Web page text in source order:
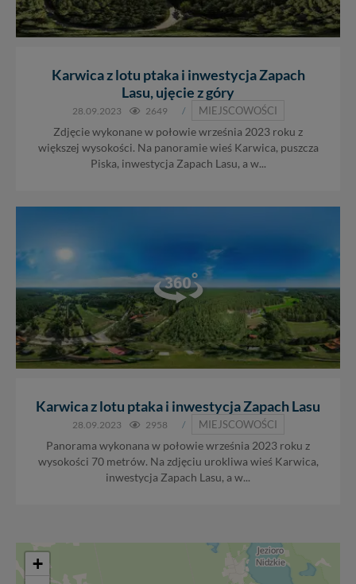
Karwica z lotu ptaka i inwestycja Zapach
Lasu, ujęcie z góry
28.09.2023 2649 /
MIEJSCOWOŚCI
Zdjęcie wykonane w połowie września 2023 roku z
większej wysokości. Na panoramie wieś Karwica, puszcza
Piska, inwestycja Zapach Lasu, a w...
Karwica z lotu ptaka i inwestycja Zapach Lasu
28.09.2023 2958 /
MIEJSCOWOŚCI
Panorama wykonana w połowie września 2023 roku z
wysokości 70 metrów. Na zdjęciu urokliwa wieś Karwica,
inwestycja Zapach Lasu, a w...
+